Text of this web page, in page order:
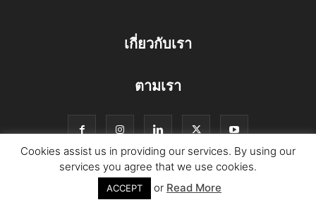
เกี่ยวกับเรา
ตามเรา
© Copyright Logistics Manager
Cookies assist us in providing our services. By using our
services you agree that we use cookies.
ACCEPT or Read More